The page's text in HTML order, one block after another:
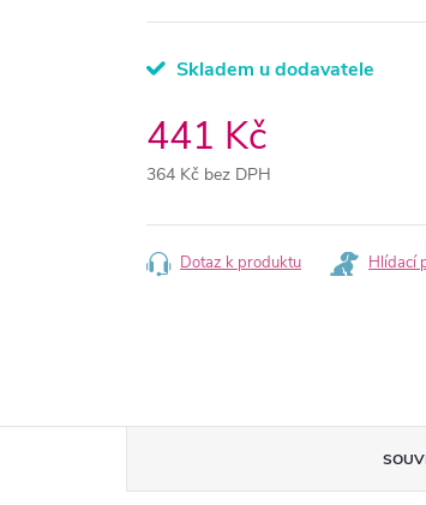
Skladem u dodavatele
441 Kč
364 Kč bez DPH
cena:
Dotaz k produktu Hlídací